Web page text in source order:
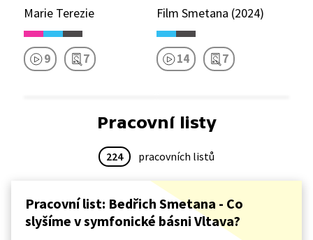
Marie Terezie
9 7
Film Smetana (2024)
14 7
Pracovní listy
224 pracovních listů
Pracovní list: Bedřich Smetana - Co
slyšíme v symfonické básni Vltava?